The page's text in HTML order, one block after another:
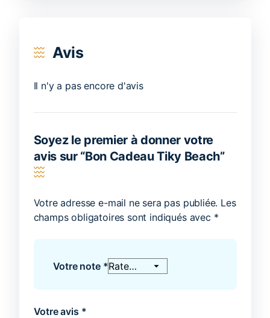
Avis
Il n'y a pas encore d'avis
Soyez le premier à donner votre
avis sur “Bon Cadeau Tiky Beach”
Votre adresse e-mail ne sera pas publiée. Les
champs obligatoires sont indiqués avec *
Votre note *
Votre avis *